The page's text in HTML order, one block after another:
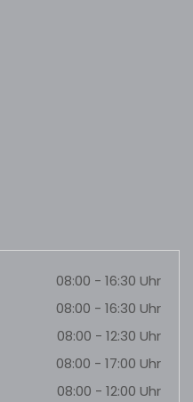
08:00 - 16:30 Uhr
08:00 - 16:30 Uhr
08:00 - 12:30 Uhr
08:00 - 17:00 Uhr
08:00 - 12:00 Uhr